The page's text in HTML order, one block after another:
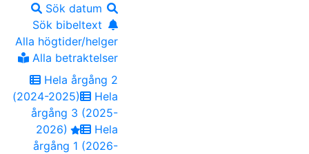
Sök datum
Sök bibeltext
Alla högtider/helger
Alla betraktelser
Hela årgång 2
(2024-2025)
Hela
årgång 3 (2025-
2026)
Hela
årgång 1 (2026-